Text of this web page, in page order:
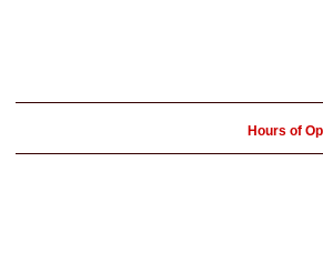
Hours of